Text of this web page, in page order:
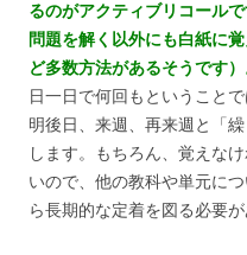
るのがアクティブリコール
問題を解く以外にも白紙に
ど多数方法があるそうです）
日一日で何回もということ
明後日、来週、再来週と「
します。もちろん、覚えな
いので、他の教科や単元に
ら長期的な定着を図る必要が